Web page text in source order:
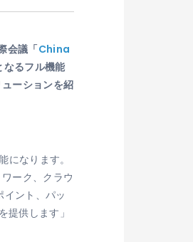
会議「China
るフル機能
ーションを紹
なります。
ーク、クラウ
ント、パッ
供します」